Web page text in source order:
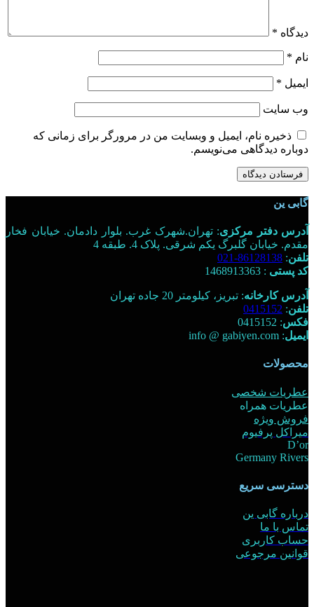
دیدگاه *
نام *
ایمیل *
وب‌ سایت
ذخیره نام، ایمیل و وبسایت من در مرورگر برای زمانی که
دوباره دیدگاهی می‌نویسم.
گابی ین
آدرس دفتر مرکزی: تهران.شهرک غرب. بلوار دادمان. خیابان فخار
مقدم. خیابان گلبرگ یکم شرقی. پلاک 4. طبقه 4
تلفن:
86128138-021
کد پستی : 1468913363
آدرس کارخانه: تبریز، کیلومتر 20 جاده تهران
تلفن:
0415152
فکس: 0415152
ایمیل: info @ gabiyen.com
محصولات
عطریات شخصی
عطریات همراه
فروش ویژه
میراکل پرفیوم
D’or
Germany Rivers
دسترسی سریع
درباره گابی ین
تماس با ما
حساب کاربری
قوانین مرجوعی